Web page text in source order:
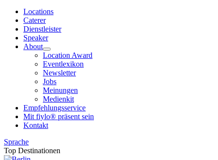
Locations
Caterer
Dienstleister
Speaker
About
Location Award
Eventlexikon
Newsletter
Jobs
Meinungen
Medienkit
Empfehlungsservice
Mit fiylo® präsent sein
Kontakt
Sprache
Top Destinationen